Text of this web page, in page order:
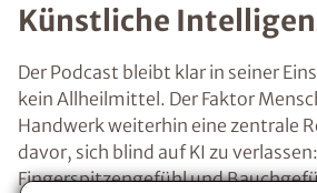
Künstliche
Der Podcast bleibt klar in seiner
kein Allheilmittel. Der Faktor
Handwerk weiterhin eine zentrale
davor, sich blind auf KI zu
Fingerspitzengefühl und